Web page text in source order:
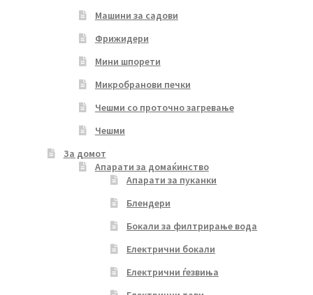
Машини за садови
Фрижидери
Мини шпорети
Микробранови печки
Чешми со проточно загревање
Чешми
За домот
Апарати за домаќинство
Апарати за пуканки
Блендери
Бокали за филтрирање вода
Електрични бокали
Електрични ѓезвиња